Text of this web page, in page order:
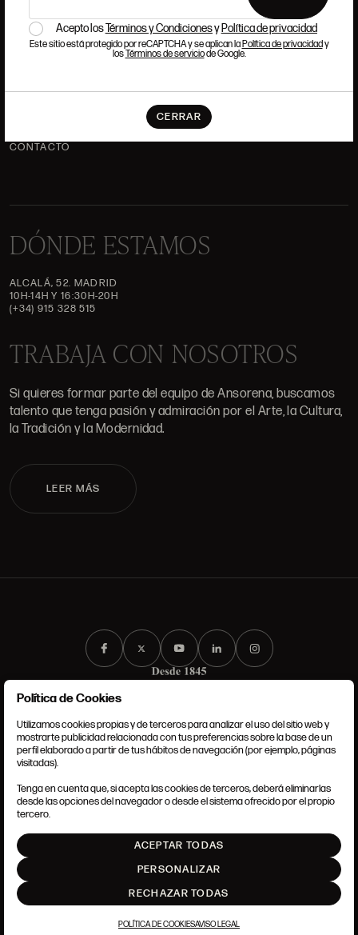
Acepto losTérminos y Condicionesy Política de privacidad
Este sitio está protegido por reCAPTCHA y se aplican laPolítica de privacidady
losTérminos de serviciode Google.
CERRAR
HISTORIA
ANSORENA
EQUIPO
SUBASTAS
VALORACIONES
CONTACTO
DÓNDE ESTAMOS
ALCALÁ, 52. MADRID
10H-14H Y 16:30H-20H
(+34) 915 328 515
TRABAJA CON NOSOTROS
Si quieres formar parte del equipo de Ansorena, buscamos
talento que tenga pasión y admiración por el Arte, la Cultura,
la Tradición y la Modernidad.
LEER MÁS
CONDICIONES GENERALES
POLÍTICA DE COOKIES
AJUSTE DE COOKIES
Política de Cookies
Utilizamos cookies propias y de terceros para analizar el uso del sitio web y
mostrarte publicidad relacionada con tus preferencias sobre la base de un
perfil elaborado a partir de tus hábitos de navegación (por ejemplo, páginas
visitadas).
Tenga en cuenta que, si acepta las cookies de terceros, deberá eliminarlas
desde las opciones del navegador o desde el sistema ofrecido por el propio
tercero.
ACEPTAR TODAS
PERSONALIZAR
RECHAZAR TODAS
POLÍTICA DE COOKIESAVISO LEGAL